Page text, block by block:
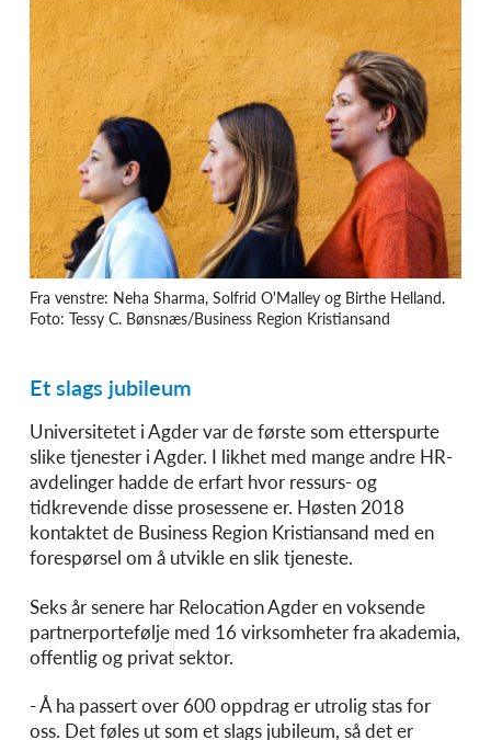
Fra venstre: Neha Sharma, Solfrid O'Malley og Birthe Helland.
Foto: Tessy C. Bønsnæs/Business Region Kristiansand
Et slags jubileum
Universitetet i Agder var de første som etterspurte
slike tjenester i Agder. I likhet med mange andre HR-
avdelinger hadde de erfart hvor ressurs- og
tidkrevende disse prosessene er. Høsten 2018
kontaktet de Business Region Kristiansand med en
forespørsel om å utvikle en slik tjeneste.
Seks år senere har Relocation Agder en voksende
partnerportefølje med 16 virksomheter fra akademia,
offentlig og privat sektor.
- Å ha passert over 600 oppdrag er utrolig stas for
oss. Det føles ut som et slags jubileum, så det er